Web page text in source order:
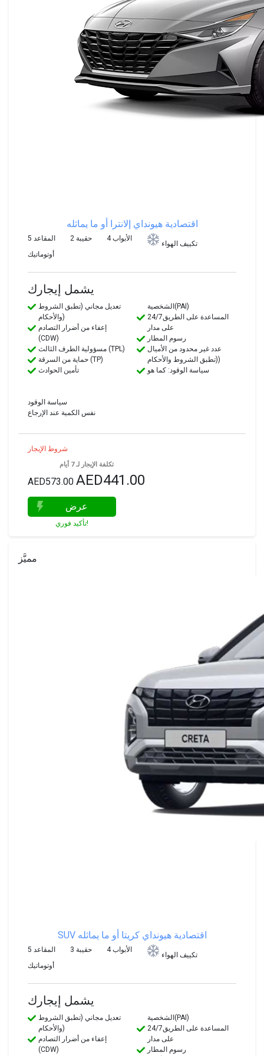
اقتصاديةهيونداي إلانترا أو ما يماثله
5 المقاعد 2 حقيبة 4 الأبواب
تكييف الهواء
أوتوماتيك
يشمل إيجارك
تعديل مجاني (تطبق الشروط
والأحكام)
إعفاء من أضرار التصادم
(CDW)
مسؤولية الطرف الثالث (TPL)
حماية من السرقة (TP)
تأمين الحوادث
الشخصية(PAI)
24/7المساعدة على الطريق
على مدار
رسوم المطار
عدد غير محدود من الأميال
(تطبق الشروط والأحكام)
سياسة الوقود: كما هو
سياسة الوقود
نفس الكمية عند الإرجاع
شروط الإيجار
تكلفة الإيجار لـ 7 أيام
AED573.00 AED441.00
عرض
تأكيد فوري!
مميَّز
SUV اقتصاديةهيونداي كريتا أو ما يماثله
5 المقاعد 3 حقيبة 4 الأبواب
تكييف الهواء
أوتوماتيك
يشمل إيجارك
تعديل مجاني (تطبق الشروط
والأحكام)
إعفاء من أضرار التصادم
(CDW)
الشخصية(PAI)
24/7المساعدة على الطريق
على مدار
رسوم المطار